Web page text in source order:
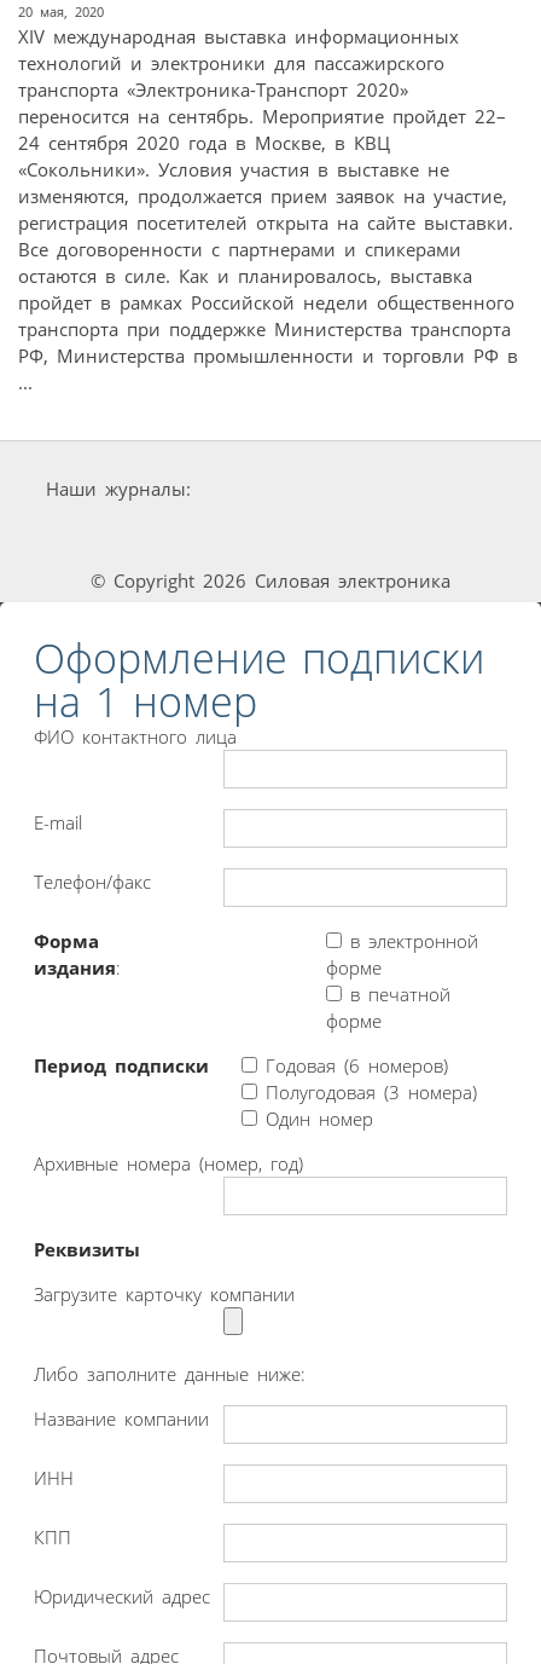
20 мая, 2020
XIV международная выставка информационных
технологий и электроники для пассажирского
транспорта «Электроника-Транспорт 2020»
переносится на сентябрь. Мероприятие пройдет 22–
24 сентября 2020 года в Москве, в КВЦ
«Сокольники». Условия участия в выставке не
изменяются, продолжается прием заявок на участие,
регистрация посетителей открыта на сайте выставки.
Все договоренности с партнерами и спикерами
остаются в силе. Как и планировалось, выставка
пройдет в рамках Российской недели общественного
транспорта при поддержке Министерства транспорта
РФ, Министерства промышленности и торговли РФ в
...
Наши журналы:
© Copyright 2026 Силовая электроника
Оформление подписки
на 1 номер
ФИО контактного лица
E-mail
Телефон/факс
Форма
издания:
в электронной
форме
в печатной
форме
Период подписки
Годовая (6 номеров)
Полугодовая (3 номера)
Один номер
Архивные номера (номер, год)
Реквизиты
Загрузите карточку компании
Либо заполните данные ниже:
Название компании
ИНН
КПП
Юридический адрес
Почтовый адрес